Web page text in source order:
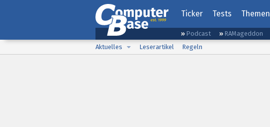
Ticker Tests Themen
Podcast RAMageddon
Aktuelles
Leserartikel Regeln